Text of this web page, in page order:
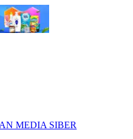
MEDIA SIBER